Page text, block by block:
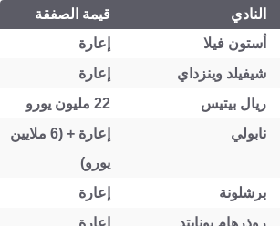
النادي
قيمة الصفقة
أستون فيلا
إعارة
شيفيلد وينزداي
إعارة
ريال بيتيس
22 مليون يورو
نابولي
إعارة + (6 ملايين
يورو)
برشلونة
إعارة
روذرهام يونايتد
إعارة